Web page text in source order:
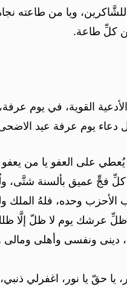
ويا من طاعته
كلِّ طاعة.
القوية، في يوم
دعاء يوم عرفة عيد
على العفو يا من يعفو
من كلِّ فجٍّ عميق بألسنة
الأحزب وحده، فلهُ
ظلِّ عرشك يوم لا ظلّ إلَّا
دينى ونفسى وأهلى
يا حقّ يا نور، اغفرلي